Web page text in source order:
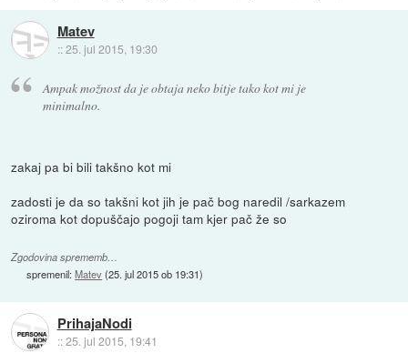
Matev
::25. jul 2015, 19:30
Ampak možnost da je obtaja neko bitje tako kot mi je
minimalno.
zakaj pa bi bili takšno kot mi
zadosti je da so takšni kot jih je pač bog naredil /sarkazem
oziroma kot dopuščajo pogoji tam kjer pač že so
Zgodovina sprememb…
spremenil:Matev(25. jul 2015 ob 19:31)
PrihajaNodi
::25. jul 2015, 19:41